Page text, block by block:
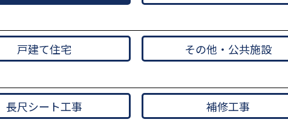
戸建て住宅 その他・公共施設
長尺シート工事 補修工事